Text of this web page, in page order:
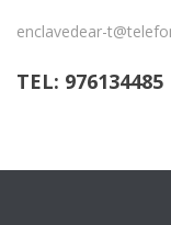
enclavedear-
TEL: 976134485